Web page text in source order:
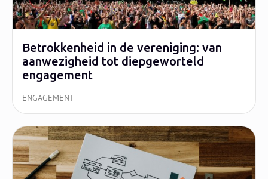
Betrokkenheid in de vereniging: van
aanwezigheid tot diepgeworteld
engagement
ENGAGEMENT